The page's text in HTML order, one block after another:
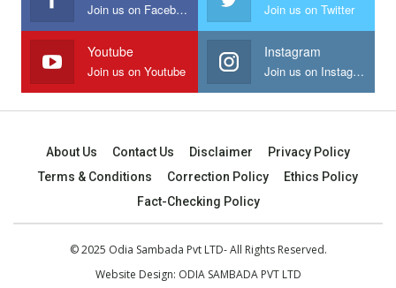
Join us on Facebook Join us on Twitter
Youtube
Join us on Youtube
Instagram
Join us on Instagram
About Us Contact Us Disclaimer
Privacy Policy
Terms & Conditions
Correction Policy
Ethics Policy
Fact-Checking Policy
© 2025 Odia Sambada Pvt LTD- All Rights Reserved.
Website Design: ODIA SAMBADA PVT LTD